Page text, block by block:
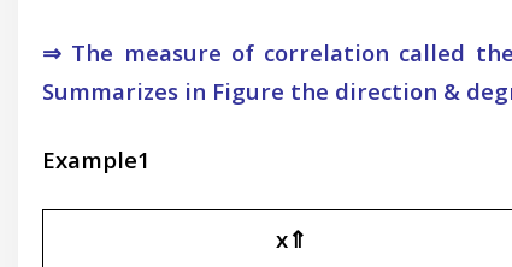
⇒ The measure of correlation called
Summarizes in Figure the direction &
Example1
x⇑